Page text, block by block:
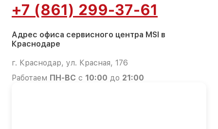
+7 (861) 299-37-61
Адрес офиса сервисного центра MSI в
Краснодаре
г. Краснодар, ул. Красная, 176
Работаем ПН-ВС с 10:00 до 21:00